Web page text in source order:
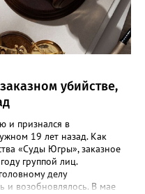
убийстве,
и признался в
19 лет назад. Как
«Суды Югры», заказное
группой лиц.
делу
и возобновлялось. В мае